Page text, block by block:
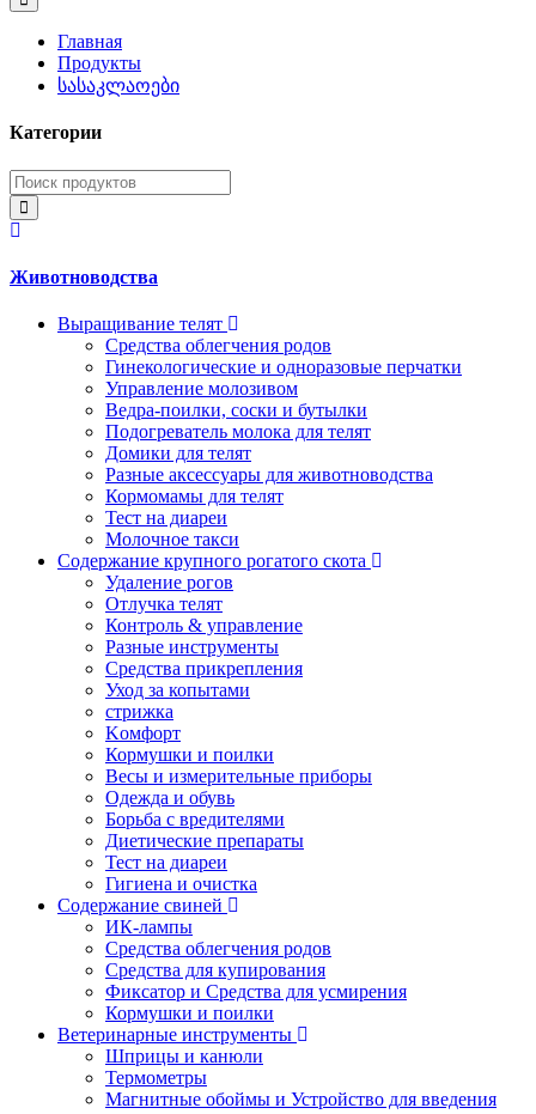
Главная
Продукты
სასაკლაოები
Категории
Животноводства
Выращивание телят
Средства облегчения родов
Гинекологические и одноразовые перчатки
Управление молозивом
Ведра-поилки, соски и бутылки
Подогреватель молока для телят
Домики для телят
Разные аксессуары для животноводства
Кормомамы для телят
Тест на диареи
Молочное такси
Содержание крупного рогатого скота
Удаление рогов
Отлучка телят
Контроль & управление
Разные инструменты
Средства прикрепления
Уход за копытами
стрижка
Kомфорт
Кормушки и поилки
Весы и измерительные приборы
Одежда и обувь
Борьба с вредителями
Диетические препараты
Тест на диареи
Гигиена и очистка
Содержание свиней
ИК-лампы
Средства облегчения родов
Средства для купирования
Фиксатор и Средства для усмирения
Кормушки и поилки
Ветеринарные инструменты
Шприцы и канюли
Термометры
Магнитные обоймы и Устройство для введения